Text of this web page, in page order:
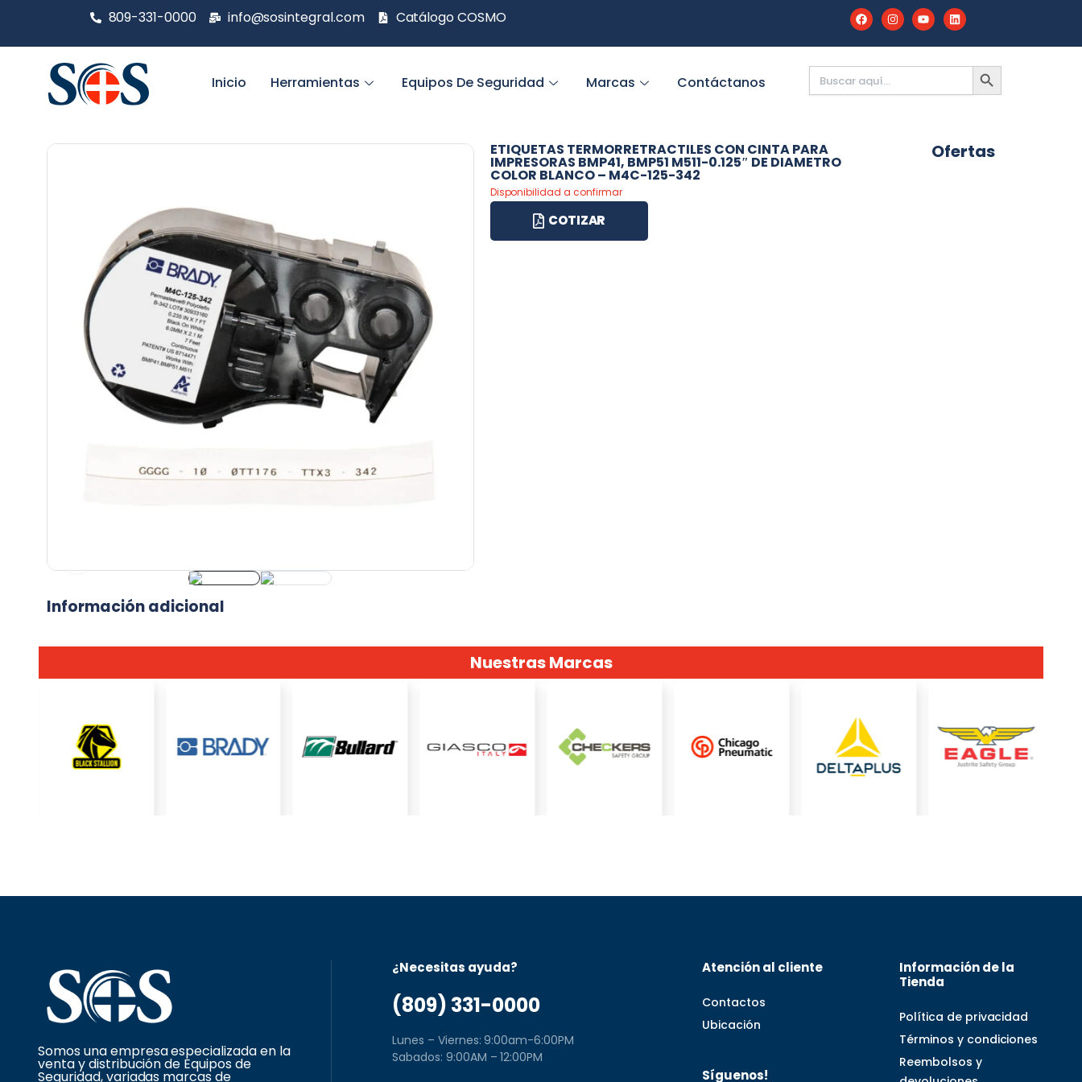
809-331-0000 info@sosintegral.com Catálogo COSMO
Inicio Herramientas Equipos De Seguridad Marcas Contáctanos
Buscar: BOTÓN
DE
BÚSQUEDA
Información adicional
ETIQUETAS TERMORRETRACTILES CON CINTA PARA
IMPRESORAS BMP41, BMP51 M511-0.125″ DE DIAMETRO
COLOR BLANCO – M4C-125-342
Disponibilidad a confirmar
COTIZAR
Ofertas
Nuestras Marcas
Somos una empresa especializada en la
venta y distribución de Equipos de
Seguridad, variadas marcas de
¿Necesitas ayuda?
(809) 331-0000
Lunes – Viernes: 9:00am-6:00PM
Sabados: 9:00AM – 12:00PM
Atención al cliente
Contactos
Ubicación
Síguenos!
Información de la
Tienda
Política de privacidad
Términos y condiciones
Reembolsos y